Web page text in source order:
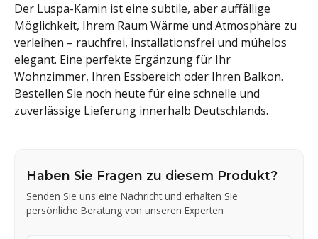
Der Luspa-Kamin ist eine subtile, aber auffällige
Möglichkeit, Ihrem Raum Wärme und Atmosphäre zu
verleihen – rauchfrei, installationsfrei und mühelos
elegant. Eine perfekte Ergänzung für Ihr
Wohnzimmer, Ihren Essbereich oder Ihren Balkon.
Bestellen Sie noch heute für eine schnelle und
zuverlässige Lieferung innerhalb Deutschlands.
Haben Sie Fragen zu diesem Produkt?
Senden Sie uns eine Nachricht und erhalten Sie
persönliche Beratung von unseren Experten